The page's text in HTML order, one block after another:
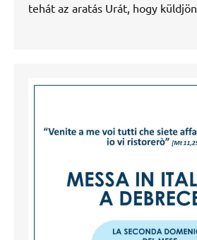
tehát az aratás Urát, hogy